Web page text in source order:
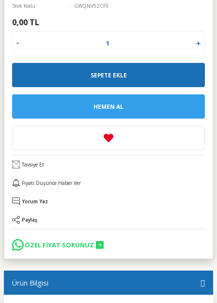
Stok Kodu
GWQNV5ZCFX
0,00 TL
SEPETE EKLE
HEMEN AL
Tavsiye Et
Fiyatı Düşünce Haber Ver
Yorum Yaz
Paylaş
ÖZEL FİYAT SORUNUZ
Ürün Bilgisi